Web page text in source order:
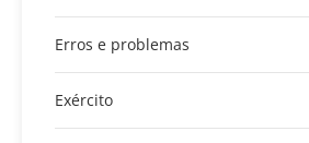
Erros e problemas
Exército